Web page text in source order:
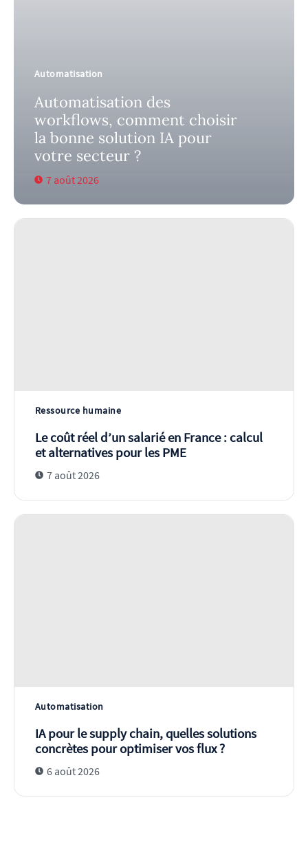
Automatisation
Automatisation des
workflows, comment choisir
la bonne solution IA pour
votre secteur ?
7 août 2026
Ressource humaine
Le coût réel d’un salarié en France : calcul
et alternatives pour les PME
7 août 2026
Automatisation
IA pour le supply chain, quelles solutions
concrètes pour optimiser vos flux ?
6 août 2026